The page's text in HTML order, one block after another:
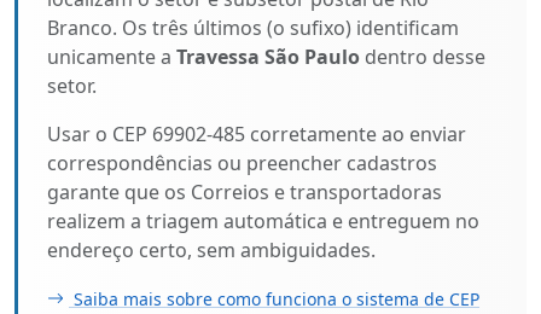
Branco. Os três últimos (o sufixo) identificam
unicamente a Travessa São Paulo dentro desse
setor.
Usar o CEP 69902-485 corretamente ao enviar
correspondências ou preencher cadastros
garante que os Correios e transportadoras
realizem a triagem automática e entreguem no
endereço certo, sem ambiguidades.
Saiba mais sobre como funciona o sistema de CEP